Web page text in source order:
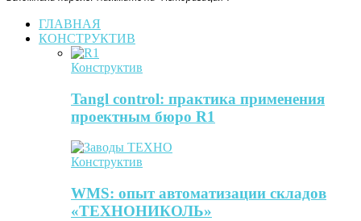
ГЛАВНАЯ
КОНСТРУКТИВ
Конструктив
Tangl control: практика применения
проектным бюро R1
Конструктив
WMS: опыт автоматизации складов
«ТЕХНОНИКОЛЬ»